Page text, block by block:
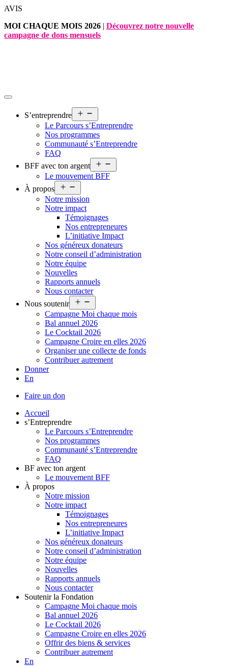
Aller
contenu
AVIS
MOI CHAQUE MOIS 2026 | Découvrez notre nouvelle
campagne de dons mensuels
S’entreprendre
le
menu
Le Parcours s’Entreprendre
Nos programmes
Communauté s’Entreprendre
FAQ
BFF avec ton argent
le
Le mouvement BFF
À propos
le
menu
Notre mission
Notre impact
Témoignages
Nos entrepreneures
L’initiative Impact
Nos généreux donateurs
Notre conseil d’administration
Notre équipe
Nouvelles
Rapports annuels
Nous contacter
Nous soutenir
le
menu
Campagne Moi chaque mois
Bal annuel 2026
Le Cocktail 2026
Campagne Croire en elles 2026
Organiser une collecte de fonds
Contribuer autrement
Donner
En
Faire un don
Accueil
s’Entreprendre
Le Parcours s’Entreprendre
Nos programmes
Communauté s’Entreprendre
FAQ
BF avec ton argent
Le mouvement BFF
À propos
Notre mission
Notre impact
Témoignages
Nos entrepreneures
L’initiative Impact
Nos généreux donateurs
Notre conseil d’administration
Notre équipe
Nouvelles
Rapports annuels
Nous contacter
Soutenir la Fondation
Campagne Moi chaque mois
Bal annuel 2026
Le Cocktail 2026
Campagne Croire en elles 2026
Offrir des biens & services
Contribuer autrement
En